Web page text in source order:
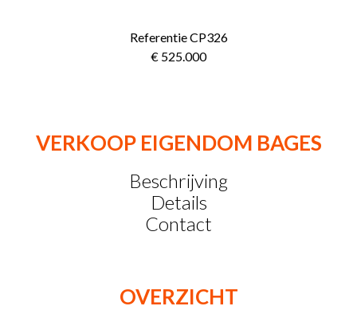
ReferentieCP326
€ 525.000
VERKOOP EIGENDOM BAGES
Beschrijving
Details
Contact
OVERZICHT